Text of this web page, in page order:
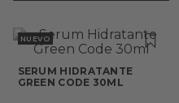
NUEVO
SERUM HIDRATANTE
GREEN CODE 30ML